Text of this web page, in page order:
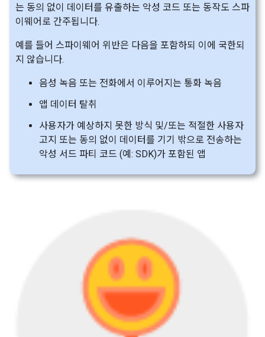
는 동의 없이 데이터를 유출하는 악성 코드 또는 동작도 스파
이웨어로 간주됩니다.
예를 들어 스파이웨어 위반은 다음을 포함하되 이에 국한되
지 않습니다.
음성 녹음 또는 전화에서 이루어지는 통화 녹음
앱 데이터 탈취
사용자가 예상하지 못한 방식 및/또는 적절한 사용자
고지 또는 동의 없이 데이터를 기기 밖으로 전송하는
악성 서드 파티 코드 (예: SDK)가 포함된 앱